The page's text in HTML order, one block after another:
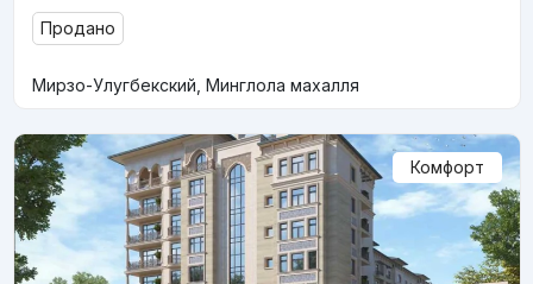
Продано
Мирзо-Улугбекский, Минглола махалля
Комфорт